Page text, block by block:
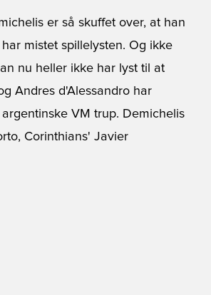
er så skuffet over, at han
mistet spillelysten. Og ikke
nu heller ikke har lyst til at
Andres d'Alessandro har
VM trup. Demichelis
Corinthians' Javier